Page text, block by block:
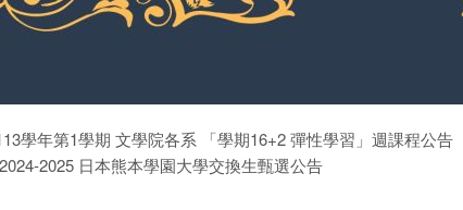
學年第1學期 文學院各系 「學期16+2 彈性學習」週課程公告
2024-2025 日本熊本學園大學交換生甄選公告